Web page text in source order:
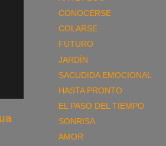
CONOCERSE
COLARSE
FUTURO
JARDÍN
SACUDIDA EMOCIONAL
HASTA PRONTO
EL PASO DEL TIEMPO
SONRISA
AMOR